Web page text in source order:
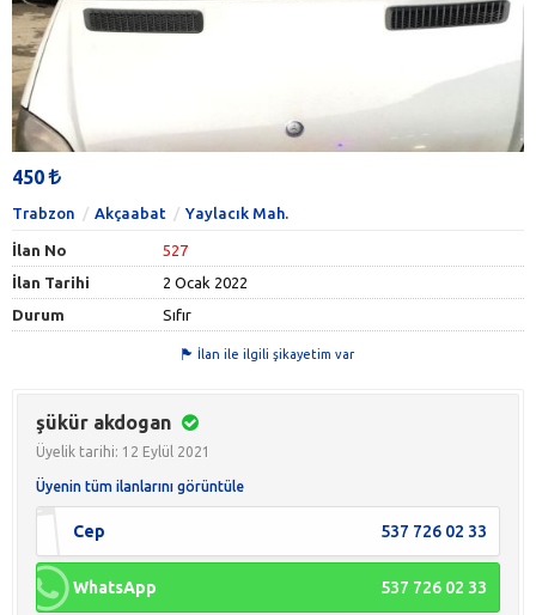
450
Trabzon Akçaabat Yaylacık Mah.
İlan No
527
İlan Tarihi
2 Ocak 2022
Durum
Sıfır
İlan ile ilgili şikayetim var
şükür akdogan
Üyelik tarihi: 12 Eylül 2021
Üyenin tüm ilanlarını görüntüle
Cep 537 726 02 33
WhatsApp 537 726 02 33